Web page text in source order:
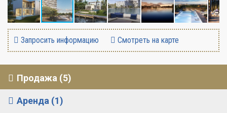
Запросить информацию Смотреть на карте
Продажа (5)
Аренда (1)